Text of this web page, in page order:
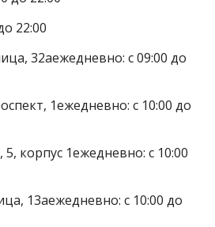
22:00
32аежедневно: с 09:00 до
1ежедневно: с 10:00 до
корпус 1ежедневно: с 10:00
13аежедневно: с 10:00 до